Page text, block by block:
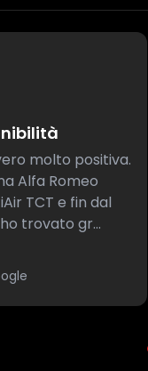
molto positiva.
Alfa Romeo
TCT e fin dal
trovato gr...